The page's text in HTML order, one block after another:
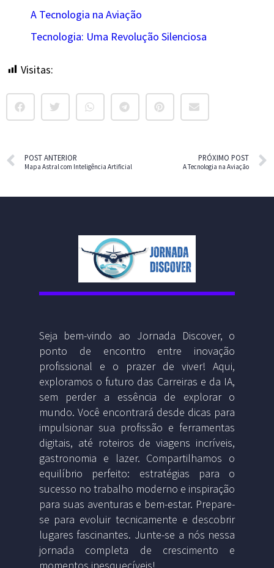
A Tecnologia na Aviação
Tecnologia: Uma Revolução Silenciosa
Visitas:
POST ANTERIOR
Mapa Astral com Inteligência Artificial
PRÓXIMO POST
A Tecnologia na Aviação
Seja bem-vindo ao Jornada Discover, o
ponto de encontro entre inovação
profissional e o prazer de viver! Aqui,
exploramos o futuro das Carreiras e da IA,
sem perder a essência de explorar o
mundo. Você encontrará desde dicas para
impulsionar sua profissão e ferramentas
digitais, até roteiros de viagens incríveis,
gastronomia e lazer. Compartilhamos o
equilíbrio perfeito: estratégias para o
sucesso no trabalho moderno e inspiração
para suas aventuras e bem-estar. Prepare-
se para evoluir tecnicamente e descobrir
lugares fascinantes. Junte-se a nós nessa
jornada completa de crescimento e